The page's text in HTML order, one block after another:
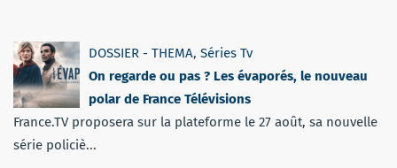
DOSSIER - THEMA, Séries Tv
On regarde ou pas ? Les évaporés, le nouveau
polar de France Télévisions
France.TV proposera sur la plateforme le 27 août, sa nouvelle
série policiè...